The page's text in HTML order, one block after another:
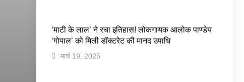
‘माटी के लाल’ ने रचा इतिहास! लोकगायक आलोक पाण्डेय
‘गोपाल’ को मिली डॉक्टरेट की मानद उपाधि
मार्च 19, 2025